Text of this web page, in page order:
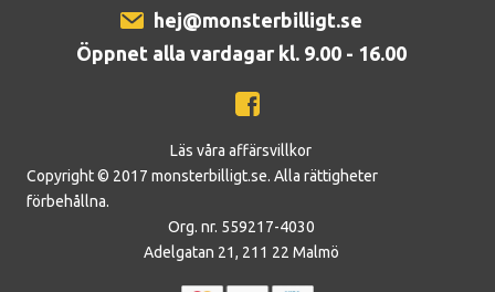
hej@monsterbilligt.se
Öppnet alla vardagar kl. 9.00 - 16.00
Läs våra affärsvillkor
Copyright © 2017 monsterbilligt.se. Alla rättigheter
förbehållna.
Org. nr. 559217-4030
Adelgatan 21, 211 22 Malmö